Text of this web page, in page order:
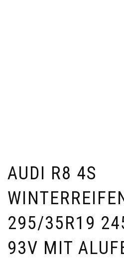
AUDI R8 4S
295/35R19
93V MIT